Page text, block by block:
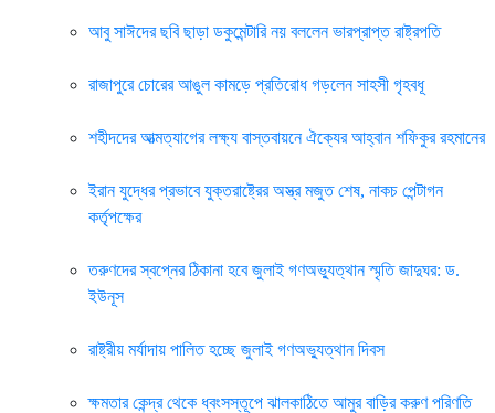
আবু সাঈদের ছবি ছাড়া ডকুমেন্টারি নয় বললেন ভারপ্রাপ্ত রাষ্ট্রপতি
রাজাপুরে চোরের আঙুল কামড়ে প্রতিরোধ গড়লেন সাহসী গৃহবধূ
শহীদদের আত্মত্যাগের লক্ষ্য বাস্তবায়নে ঐক্যের আহ্বান শফিকুর রহমানের
ইরান যুদ্ধের প্রভাবে যুক্তরাষ্ট্রের অস্ত্র মজুত শেষ, নাকচ পেন্টাগন
কর্তৃপক্ষের
তরুণদের স্বপ্নের ঠিকানা হবে জুলাই গণঅভ্যুত্থান স্মৃতি জাদুঘর: ড.
ইউনূস
রাষ্ট্রীয় মর্যাদায় পালিত হচ্ছে জুলাই গণঅভ্যুত্থান দিবস
ক্ষমতার কেন্দ্র থেকে ধ্বংসস্তূপে ঝালকাঠিতে আমুর বাড়ির করুণ পরিণতি